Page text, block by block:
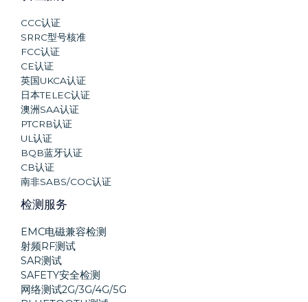
CCC认证
SRRC型号核准
FCC认证
CE认证
英国UKCA认证
日本TELEC认证
澳洲SAA认证
PTCRB认证
UL认证
BQB蓝牙认证
CB认证
南非SABS/COC认证
检测服务
EMC电磁兼容检测
射频RF测试
SAR测试
SAFETY安全检测
网络测试2G/3G/4G/5G